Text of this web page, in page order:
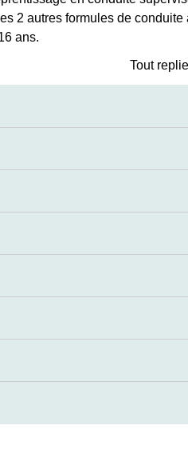
2 autres formules de conduite
ans.
Tout